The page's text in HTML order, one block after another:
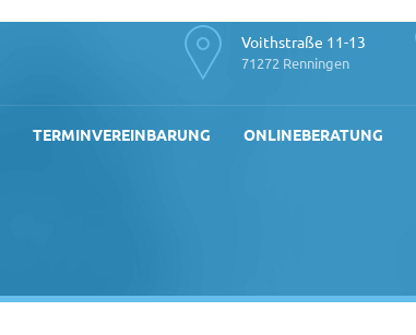
Voithstraße 11-13
71272 Renningen
TERMINVEREINBARUNG ONLINEBERATUNG